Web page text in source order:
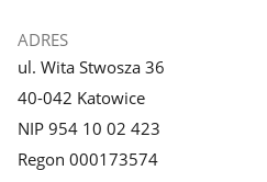
ADRES
ul. Wita Stwosza 36
40-042 Katowice
NIP 954 10 02 423
Regon 000173574